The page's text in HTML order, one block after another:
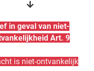
in geval van niet-
Art. 9
is niet-ontvankelijk